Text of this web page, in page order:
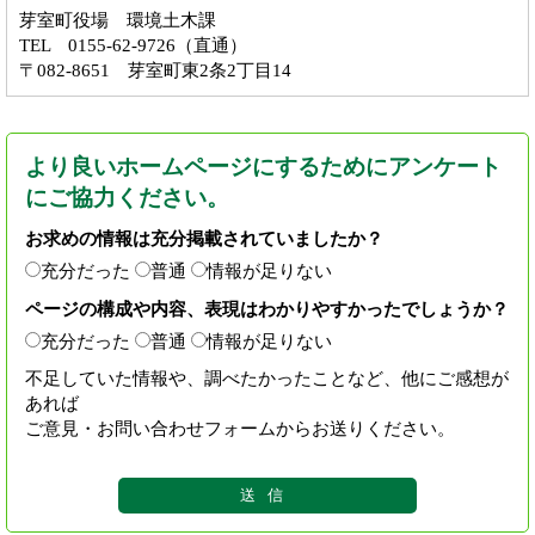
芽室町役場 環境土木課
TEL 0155-62-9726（直通）
〒082-8651 芽室町東2条2丁目14
より良いホームページにするためにアンケート
にご協力ください。
お求めの情報は充分掲載されていましたか？
充分だった
普通
情報が足りない
ページの構成や内容、表現はわかりやすかったでしょうか？
充分だった
普通
情報が足りない
不足していた情報や、調べたかったことなど、他にご感想が
あれば
ご意見・お問い合わせフォームからお送りください。